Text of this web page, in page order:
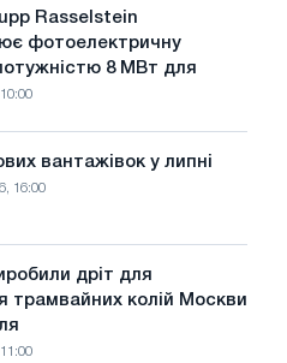
Rasselstein
фотоелектричну
8 МВт для
вантажівок у липні
16:00
дріт для
трамвайних колій Москви